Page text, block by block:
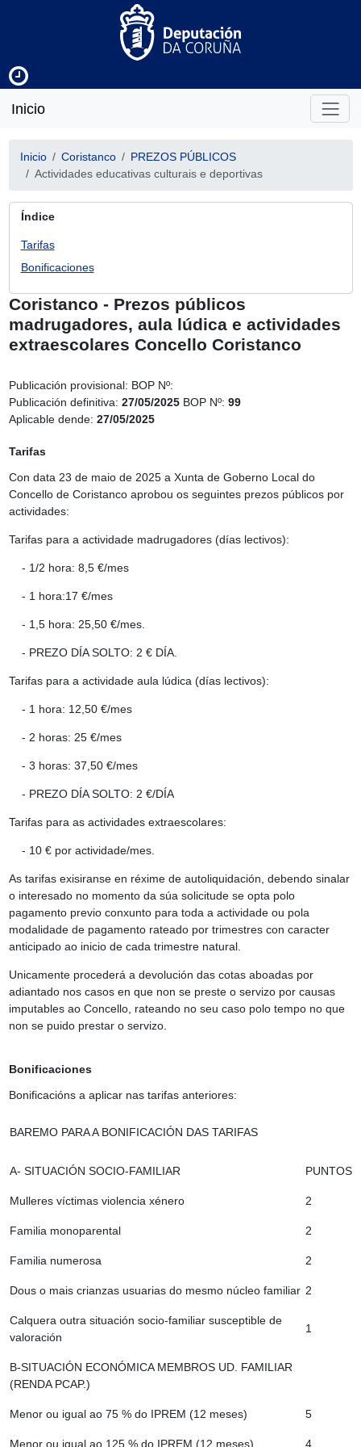
Inicio
Inicio Coristanco
PREZOS PÚBLICOS
Actividades educativas culturais e deportivas
Índice
Tarifas
Bonificaciones
Coristanco - Prezos públicos
madrugadores, aula lúdica e actividades
extraescolares Concello Coristanco
Publicación provisional: BOP Nº:
Publicación definitiva: 27/05/2025 BOP Nº: 99
Aplicable dende: 27/05/2025
Tarifas
Con data 23 de maio de 2025 a Xunta de Goberno Local do
Concello de Coristanco aprobou os seguintes prezos públicos por
actividades:
Tarifas para a actividade madrugadores (días lectivos):
- 1/2 hora: 8,5 €/mes
- 1 hora:17 €/mes
- 1,5 hora: 25,50 €/mes.
- PREZO DÍA SOLTO: 2 € DÍA.
Tarifas para a actividade aula lúdica (días lectivos):
- 1 hora: 12,50 €/mes
- 2 horas: 25 €/mes
- 3 horas: 37,50 €/mes
- PREZO DÍA SOLTO: 2 €/DÍA
Tarifas para as actividades extraescolares:
- 10 € por actividade/mes.
As tarifas exisiranse en réxime de autoliquidación, debendo sinalar
o interesado no momento da súa solicitude se opta polo
pagamento previo conxunto para toda a actividade ou pola
modalidade de pagamento rateado por trimestres con caracter
anticipado ao inicio de cada trimestre natural.
Unicamente procederá a devolución das cotas aboadas por
adiantado nos casos en que non se preste o servizo por causas
imputables ao Concello, rateando no seu caso polo tempo no que
non se puido prestar o servizo.
Bonificaciones
Bonificacións a aplicar nas tarifas anteriores:
BAREMO PARA A BONIFICACIÓN DAS TARIFAS
A- SITUACIÓN SOCIO-FAMILIAR PUNTOS
Mulleres víctimas violencia xénero 2
Familia monoparental 2
Familia numerosa 2
Dous o mais crianzas usuarias do mesmo núcleo familiar 2
Calquera outra situación socio-familiar susceptible de
valoración
1
B-SITUACIÓN ECONÓMICA MEMBROS UD. FAMILIAR
(RENDA PCAP.)
Menor ou igual ao 75 % do IPREM (12 meses) 5
Menor ou igual ao 125 % do IPREM (12 meses) 4